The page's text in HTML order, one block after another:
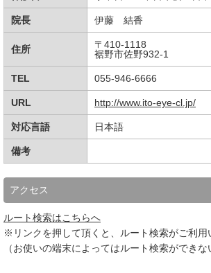
院長 伊藤 結香
住所
〒410-1118
裾野市佐野932-1
TEL 055-946-6666
URL http://www.ito-eye-cl.jp/
対応言語 日本語
備考
アクセス
ルート検索はこちらへ
※リンクを押して頂くと、ルート検索がご利用
（お使いの端末によってはルート検索ができな